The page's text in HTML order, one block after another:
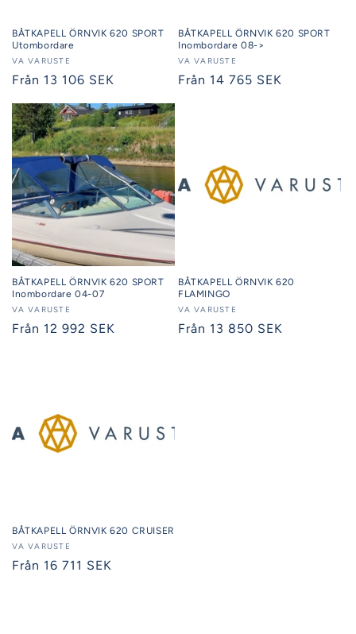
BÅTKAPELL ÖRNVIK 620 SPORT
Utombordare
Säljare:
VA VARUSTE
Ordinarie
Från 13 106 SEK
BÅTKAPELL ÖRNVIK 620 SPORT
Inombordare 08->
Säljare:
VA VARUSTE
Ordinarie
Från 14 765 SEK
BÅTKAPELL ÖRNVIK 620 SPORT
Inombordare 04-07
Säljare:
VA VARUSTE
Ordinarie
Från 12 992 SEK
BÅTKAPELL ÖRNVIK 620
FLAMINGO
Säljare:
VA VARUSTE
Ordinarie
Från 13 850 SEK
BÅTKAPELL ÖRNVIK 620 CRUISER
Säljare:
VA VARUSTE
Ordinarie
Från 16 711 SEK